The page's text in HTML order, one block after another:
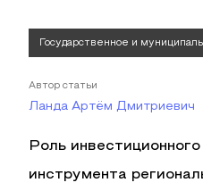
Государственное и
Автор статьи
Ланда Артём Дмитриевич
Роль
инструмента